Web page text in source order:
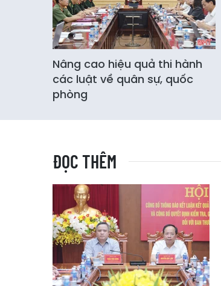
Nâng cao hiệu quả thi hành
các luật về quân sự, quốc
phòng
ĐỌC THÊM